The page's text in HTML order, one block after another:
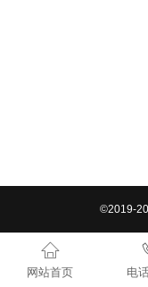
©2019-

网站首页 电